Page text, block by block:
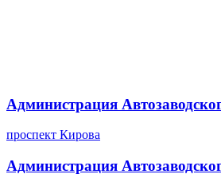
Администрация
проспект Кирова
Администрация